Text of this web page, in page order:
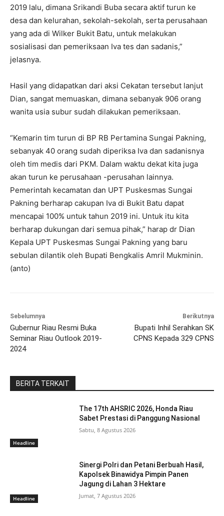
2019 lalu, dimana Srikandi Buba secara aktif turun ke
desa dan kelurahan, sekolah-sekolah, serta perusahaan
yang ada di Wilker Bukit Batu, untuk melakukan
sosialisasi dan pemeriksaan Iva tes dan sadanis,”
jelasnya.
Hasil yang didapatkan dari aksi Cekatan tersebut lanjut
Dian, sangat memuaskan, dimana sebanyak 906 orang
wanita usia subur sudah dilakukan pemeriksaan.
“Kemarin tim turun di BP RB Pertamina Sungai Pakning,
sebanyak 40 orang sudah diperiksa Iva dan sadanisnya
oleh tim medis dari PKM. Dalam waktu dekat kita juga
akan turun ke perusahaan -perusahan lainnya.
Pemerintah kecamatan dan UPT Puskesmas Sungai
Pakning berharap cakupan Iva di Bukit Batu dapat
mencapai 100% untuk tahun 2019 ini. Untuk itu kita
berharap dukungan dari semua pihak,” harap dr Dian
Kepala UPT Puskesmas Sungai Pakning yang baru
sebulan dilantik oleh Bupati Bengkalis Amril Mukminin.
(anto)
Sebelumnya
Gubernur Riau Resmi Buka
Seminar Riau Outlook 2019-
2024
Berikutnya
Bupati Inhil Serahkan SK
CPNS Kepada 329 CPNS
BERITA TERKAIT
Headline
The 17th AHSRIC 2026, Honda Riau
Sabet Prestasi di Panggung Nasional
Sabtu, 8 Agustus 2026
Headline
Sinergi Polri dan Petani Berbuah Hasil,
Kapolsek Binawidya Pimpin Panen
Jagung di Lahan 3 Hektare
Jumat, 7 Agustus 2026